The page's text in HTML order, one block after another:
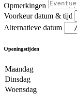
Opmerkingen
Voorkeur datum & tijd
Alternatieve datum
Openingstijden
Maandag
Dinsdag
Woensdag